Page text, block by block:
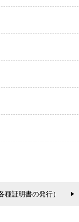
種証明書の発行）